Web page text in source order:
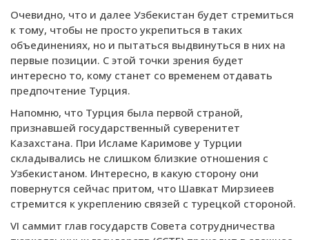
Очевидно, что и далее Узбекистан будет стремиться
к тому, чтобы не просто укрепиться в таких
объединениях, но и пытаться выдвинуться в них на
первые позиции. С этой точки зрения будет
интересно то, кому станет со временем отдавать
предпочтение Турция.
Напомню, что Турция была первой страной,
признавшей государственный суверенитет
Казахстана. При Исламе Каримове у Турции
складывались не слишком близкие отношения с
Узбекистаном. Интересно, в какую сторону они
повернутся сейчас притом, что Шавкат Мирзиеев
стремится к укреплению связей с турецкой стороной.
VI саммит глав государств Совета сотрудничества